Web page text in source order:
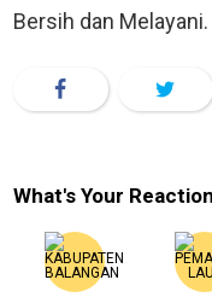
Bersih dan Melayani.
What's Your